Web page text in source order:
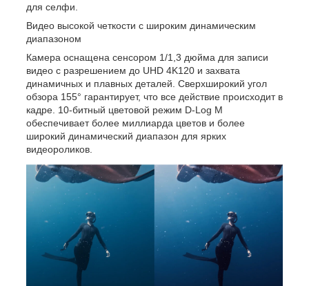
для селфи.
Видео высокой четкости с широким динамическим
диапазоном
Камера оснащена сенсором 1/1,3 дюйма для записи
видео с разрешением до UHD 4K120 и захвата
динамичных и плавных деталей. Сверхширокий угол
обзора 155° гарантирует, что все действие происходит в
кадре. 10-битный цветовой режим D-Log M
обеспечивает более миллиарда цветов и более
широкий динамический диапазон для ярких
видеороликов.